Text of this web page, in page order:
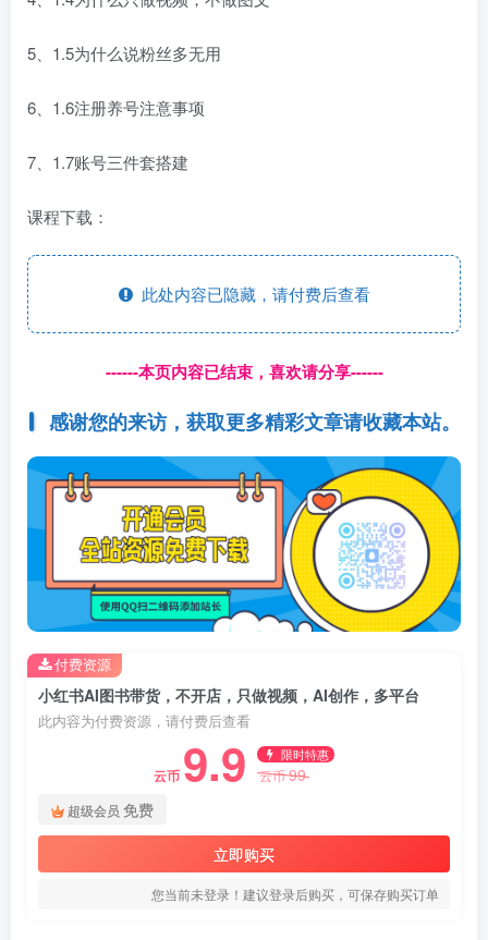
5、1.5为什么说粉丝多无用
6、1.6注册养号注意事项
7、1.7账号三件套搭建
课程下载：
此处内容已隐藏，请付费后查看
------本页内容已结束，喜欢请分享------
感谢您的来访，获取更多精彩文章请收藏本站。
小红书AI图书带货，不开店，只做视频，AI创作，多平台
此内容为付费资源，请付费后查看
云币 9.9 限时特惠
云币99
超级会员 免费
立即购买
您当前未登录！建议登录后购买，可保存购买订单
付费资源